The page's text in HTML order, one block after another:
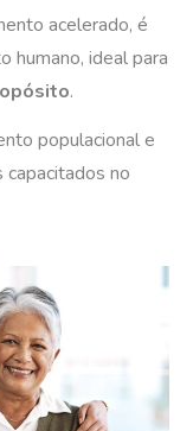
acelerado, é
humano, ideal para
.
populacional e
no